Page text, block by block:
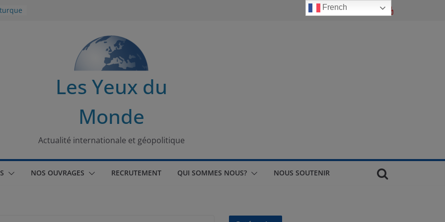
Les Yeux du
Monde
Actualité internationale et géopolitique
NOS OUVRAGES RECRUTEMENT QUI SOMMES NOUS? NOUS SOUTENIR
French